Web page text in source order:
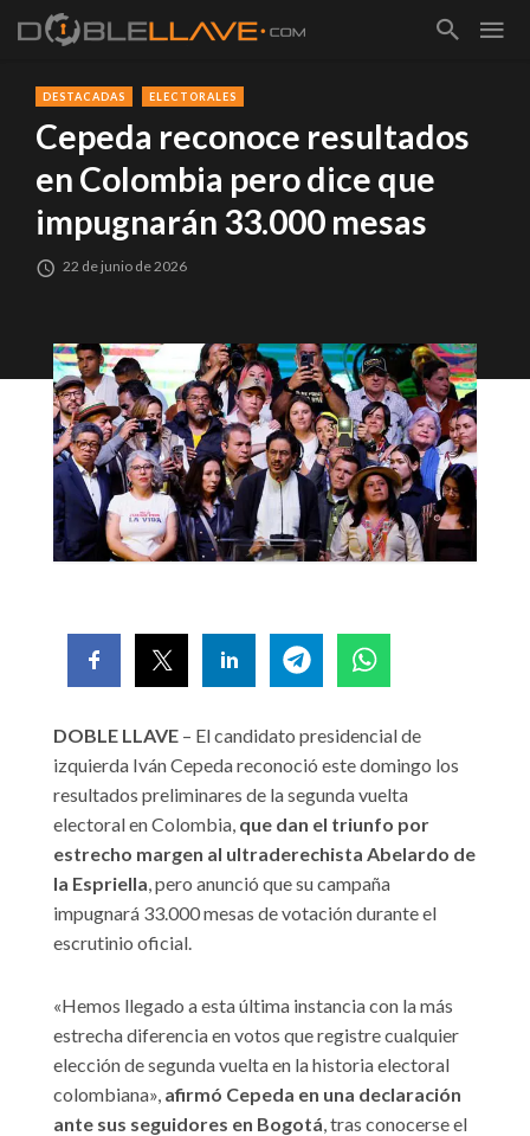
DESTACADAS ELECTORALES
Cepeda reconoce resultados
en Colombia pero dice que
impugnarán 33.000 mesas
22 de junio de 2026
DOBLE LLAVE – El candidato presidencial de
izquierda Iván Cepeda reconoció este domingo los
resultados preliminares de la segunda vuelta
electoral en Colombia, que dan el triunfo por
estrecho margen al ultraderechista Abelardo de
la Espriella , pero anunció que su campaña
impugnará 33.000 mesas de votación durante el
escrutinio oficial.
«Hemos llegado a esta última instancia con la más
estrecha diferencia en votos que registre cualquier
elección de segunda vuelta en la historia electoral
colombiana», afirmó Cepeda en una declaración
ante sus seguidores en Bogotá , tras conocerse el